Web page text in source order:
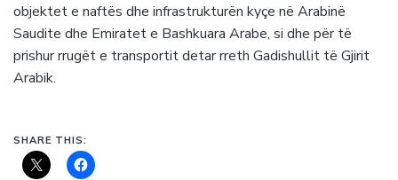
objektet e naftës dhe infrastrukturën kyçe në Arabinë
Saudite dhe Emiratet e Bashkuara Arabe, si dhe për të
prishur rrugët e transportit detar rreth Gadishullit të Gjirit
Arabik.
SHARE THIS: